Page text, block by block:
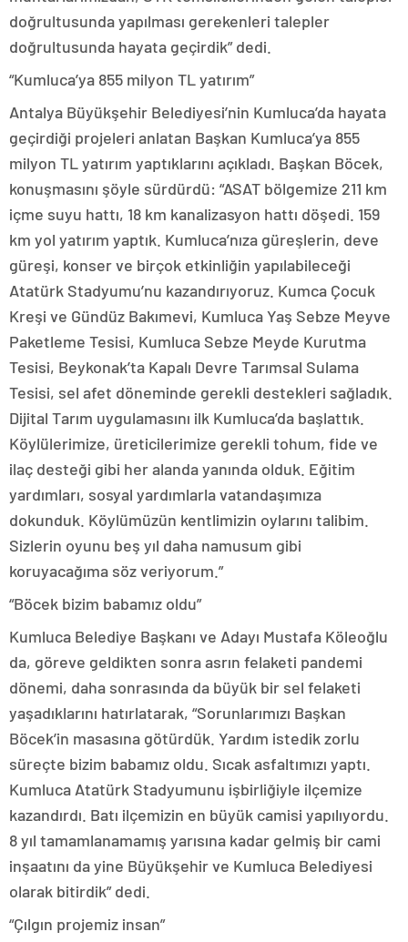
doğrultusunda yapılması gerekenleri talepler
doğrultusunda hayata geçirdik” dedi.
“Kumluca’ya 855 milyon TL yatırım”
Antalya Büyükşehir Belediyesi’nin Kumluca’da hayata
geçirdiği projeleri anlatan Başkan Kumluca’ya 855
milyon TL yatırım yaptıklarını açıkladı. Başkan Böcek,
konuşmasını şöyle sürdürdü: “ASAT bölgemize 211 km
içme suyu hattı, 18 km kanalizasyon hattı döşedi. 159
km yol yatırım yaptık. Kumluca’nıza güreşlerin, deve
güreşi, konser ve birçok etkinliğin yapılabileceği
Atatürk Stadyumu’nu kazandırıyoruz. Kumca Çocuk
Kreşi ve Gündüz Bakımevi, Kumluca Yaş Sebze Meyve
Paketleme Tesisi, Kumluca Sebze Meyde Kurutma
Tesisi, Beykonak’ta Kapalı Devre Tarımsal Sulama
Tesisi, sel afet döneminde gerekli destekleri sağladık.
Dijital Tarım uygulamasını ilk Kumluca’da başlattık.
Köylülerimize, üreticilerimize gerekli tohum, fide ve
ilaç desteği gibi her alanda yanında olduk. Eğitim
yardımları, sosyal yardımlarla vatandaşımıza
dokunduk. Köylümüzün kentlimizin oylarını talibim.
Sizlerin oyunu beş yıl daha namusum gibi
koruyacağıma söz veriyorum.”
“Böcek bizim babamız oldu”
Kumluca Belediye Başkanı ve Adayı Mustafa Köleoğlu
da, göreve geldikten sonra asrın felaketi pandemi
dönemi, daha sonrasında da büyük bir sel felaketi
yaşadıklarını hatırlatarak, “Sorunlarımızı Başkan
Böcek’in masasına götürdük. Yardım istedik zorlu
süreçte bizim babamız oldu. Sıcak asfaltımızı yaptı.
Kumluca Atatürk Stadyumunu işbirliğiyle ilçemize
kazandırdı. Batı ilçemizin en büyük camisi yapılıyordu.
8 yıl tamamlanamamış yarısına kadar gelmiş bir cami
inşaatını da yine Büyükşehir ve Kumluca Belediyesi
olarak bitirdik” dedi.
“Çılgın projemiz insan”